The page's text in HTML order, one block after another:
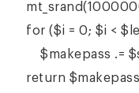
for ($i = 0; $i <
$makepass .=
return